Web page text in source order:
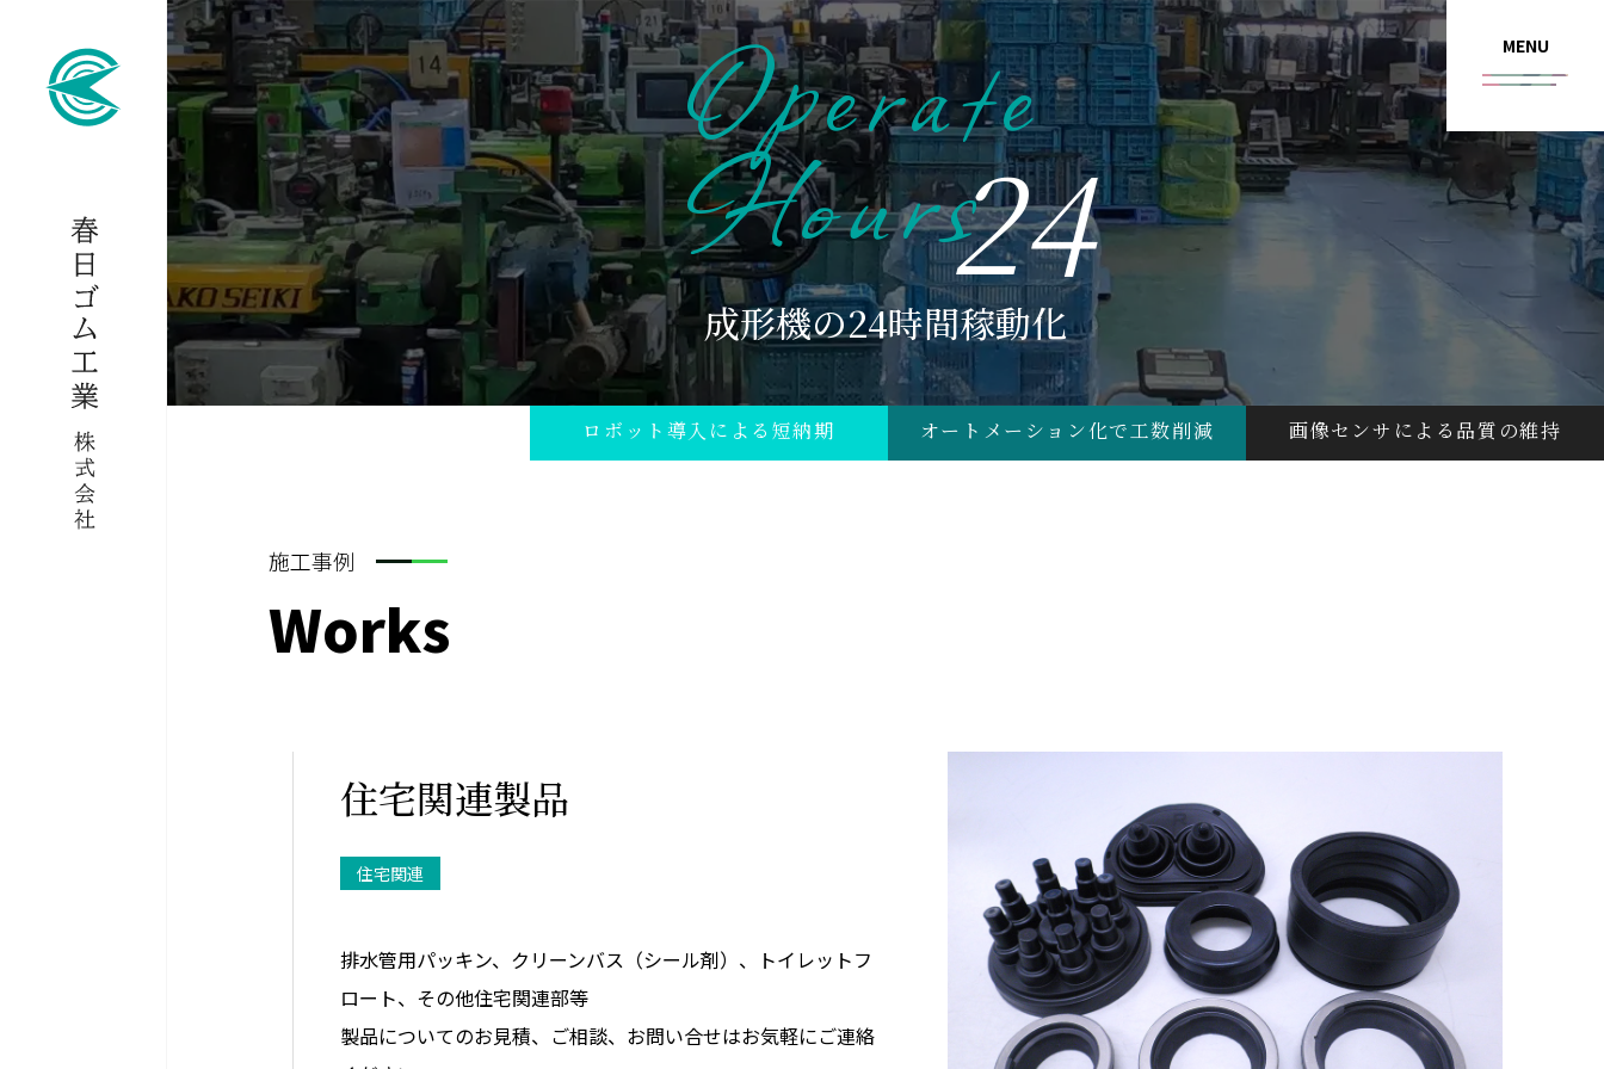
MENU
Operate
Hours24
成形機の24時間稼動化
ロボット導入による短納期 オートメーション化で工数削減 画像センサによる品質の維持
施工事例
Works
住宅関連製品
住宅関連
排水管用パッキン、クリーンバス（シール剤）、トイレットフ
ロート、その他住宅関連部等
製品についてのお見積、ご相談、お問い合せはお気軽にご連絡